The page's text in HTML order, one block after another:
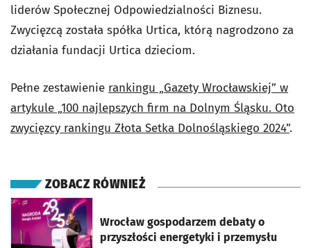
liderów Społecznej Odpowiedzialności Biznesu.
Zwycięzcą została spółka Urtica, którą nagrodzono za
działania fundacji Urtica dzieciom.
Pełne zestawienie rankingu „Gazety Wrocławskiej” w
artykule „100 najlepszych firm na Dolnym Śląsku. Oto
zwycięzcy rankingu Złota Setka Dolnośląskiego 2024”.
ZOBACZ RÓWNIEŻ
Wrocław gospodarzem debaty o
przyszłości energetyki i przemysłu
otworzy się w nowej karcie